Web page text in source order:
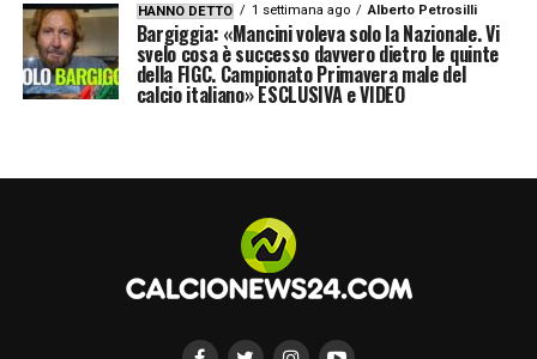
HANNO DETTO 1 settimana ago Alberto Petrosilli
Bargiggia: «Mancini voleva solo la Nazionale. Vi
svelo cosa è successo davvero dietro le quinte
della FIGC. Campionato Primavera male del
calcio italiano» ESCLUSIVA e VIDEO